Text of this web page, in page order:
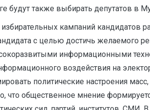
будут также выбирать депутатов в
кампаний кандидатов
с целью достичь желаемого
информационными
воздействия на
политические настроения
что общественное мнение